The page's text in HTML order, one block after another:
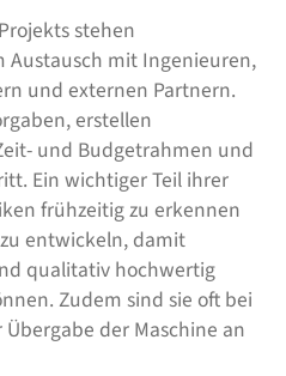
stehen
Austausch mit Ingenieuren,
und externen Partnern.
erstellen
und Budgetrahmen und
Ein wichtiger Teil ihrer
frühzeitig zu erkennen
entwickeln, damit
qualitativ hochwertig
Zudem sind sie oft bei
der Maschine an